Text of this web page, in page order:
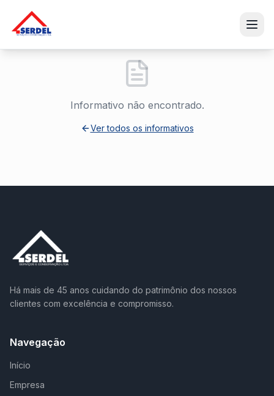
Informativo não encontrado.
Ver todos os informativos
Há mais de 45 anos cuidando do patrimônio dos nossos
clientes com excelência e compromisso.
Navegação
Início
Empresa